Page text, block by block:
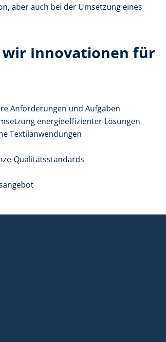
aber auch bei der Umsetzung eines
Innovationen für
Anforderungen und Aufgaben
energieeffizienter Lösungen
Textilanwendungen
Qualitätsstandards